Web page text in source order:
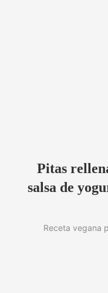
Pitas
salsa de
Receta vegana